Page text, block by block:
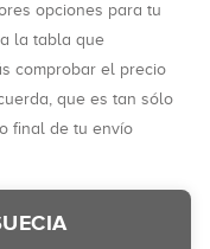
opciones para tu
la tabla que
comprobar el precio
que es tan sólo
final de tu envío